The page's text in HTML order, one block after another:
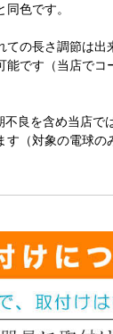
色です。
の長さ調節は出
能です（当店で
良を含め当店で
（対象の電球の